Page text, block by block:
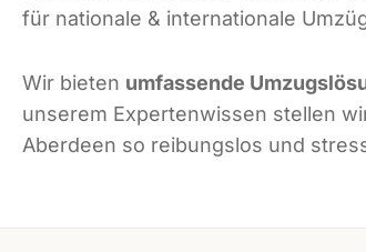
für nationale & internationale
Wir bieten umfassende
unserem Expertenwissen stellen
Aberdeen so reibungslos und